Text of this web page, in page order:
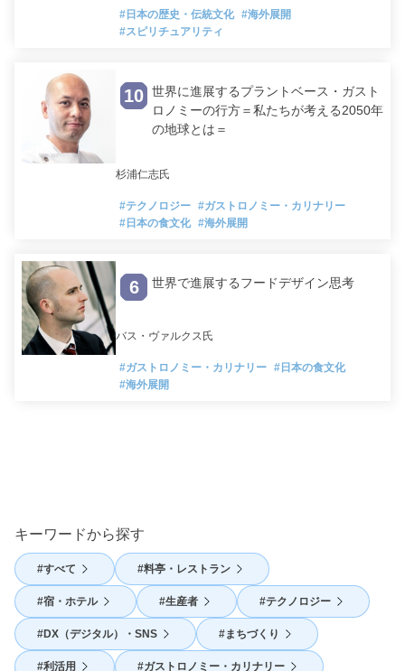
#日本の歴史・伝統文化 #海外展開
#スピリチュアリティ
10 世界に進展するプラントベース・ガスト
ロノミーの行方＝私たちが考える2050年
の地球とは＝
杉浦仁志氏
#テクノロジー #ガストロノミー・カリナリー
#日本の食文化 #海外展開
6 世界で進展するフードデザイン思考
バス・ヴァルクス氏
#ガストロノミー・カリナリー #日本の食文化
#海外展開
キーワードから探す
すべて 料亭・レストラン
宿・ホテル 生産者 テクノロジー
DX（デジタル）・SNS まちづくり
利活用 ガストロノミー・カリナリー